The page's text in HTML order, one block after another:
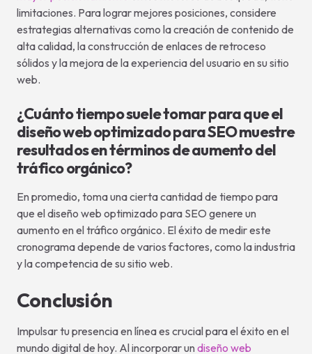
limitaciones. Para lograr mejores posiciones, considere
estrategias alternativas como la creación de contenido de
alta calidad, la construcción de enlaces de retroceso
sólidos y la mejora de la experiencia del usuario en su sitio
web.
¿Cuánto tiempo suele tomar para que el
diseño web optimizado para SEO muestre
resultados en términos de aumento del
tráfico orgánico?
En promedio, toma una cierta cantidad de tiempo para
que el diseño web optimizado para SEO genere un
aumento en el tráfico orgánico. El éxito de medir este
cronograma depende de varios factores, como la industria
y la competencia de su sitio web.
Conclusión
Impulsar tu presencia en línea es crucial para el éxito en el
mundo digital de hoy. Al incorporar undiseño web